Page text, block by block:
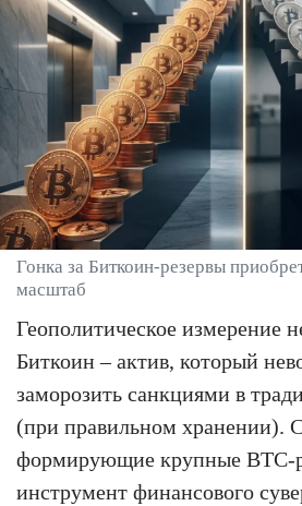
Гонка за Биткоин-резервы
масштаб
Геополитическое измерение
Биткоин – актив, который
заморозить санкциями в
(при правильном хранении).
формирующие крупные BTC-
инструмент финансового